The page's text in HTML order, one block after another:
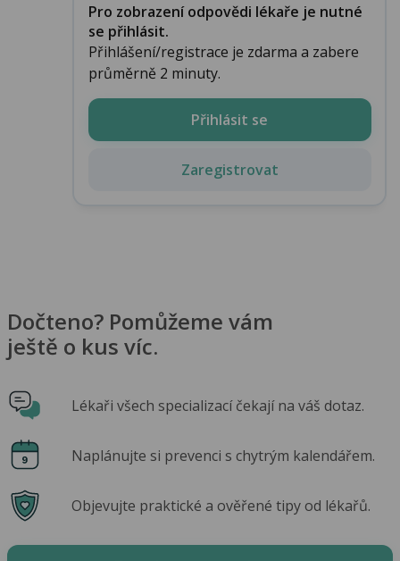
Pro zobrazení odpovědi lékaře je nutné
se přihlásit.
Přihlášení/registrace je zdarma a zabere
průměrně 2 minuty.
Přihlásit se
Zaregistrovat
Dočteno? Pomůžeme vám
ještě o kus víc.
Lékaři všech specializací čekají na váš dotaz.
Naplánujte si prevenci s chytrým kalendářem.
Objevujte praktické a ověřené tipy od lékařů.